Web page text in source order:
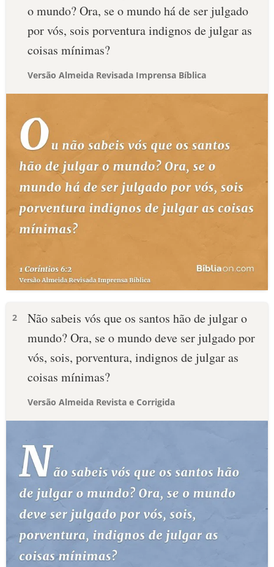
o mundo? Ora, se o mundo há de ser julgado
por vós, sois porventura indignos de julgar as
coisas mínimas?
Versão Almeida Revisada Imprensa Bíblica
2
Não sabeis vós que os santos hão de julgar o
mundo? Ora, se o mundo deve ser julgado por
vós, sois, porventura, indignos de julgar as
coisas mínimas?
Versão Almeida Revista e Corrigida